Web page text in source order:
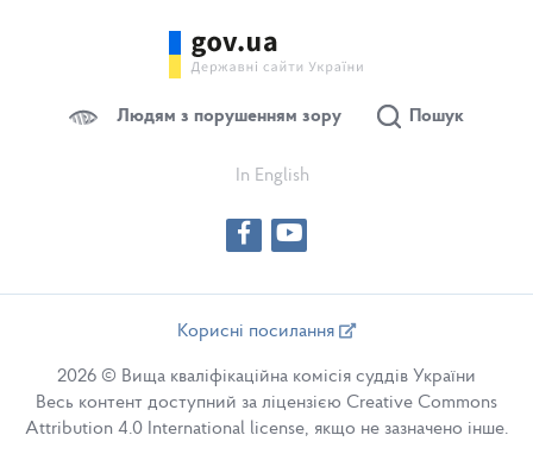
Людям з порушенням зору Пошук
In English
Корисні посилання
2026 © Вища кваліфікаційна комісія суддів України
Весь контент доступний за ліцензією Creative Commons
Attribution 4.0 International license, якщо не зазначено інше.